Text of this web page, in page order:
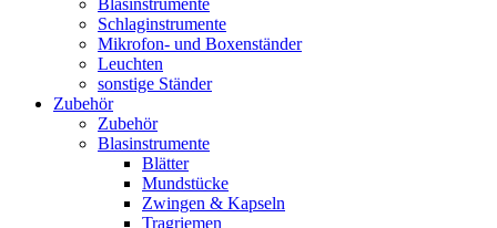
Blasinstrumente
Schlaginstrumente
Mikrofon- und Boxenständer
Leuchten
sonstige Ständer
Zubehör
Zubehör
Blasinstrumente
Blätter
Mundstücke
Zwingen & Kapseln
Tragriemen